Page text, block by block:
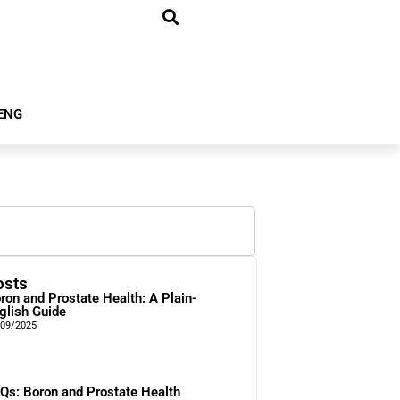
and Prostate Health: A Plain-
Guide
2025
Boron and Prostate Health